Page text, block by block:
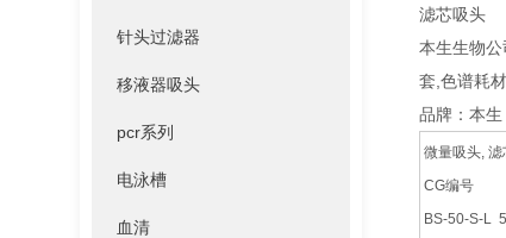
针头过滤器
移液器吸头
pcr系列
电泳槽
血清
滤芯吸头
本生生物
套,色谱耗
品牌：本
微量吸头, 滤
CG编号
BS-50-S-L